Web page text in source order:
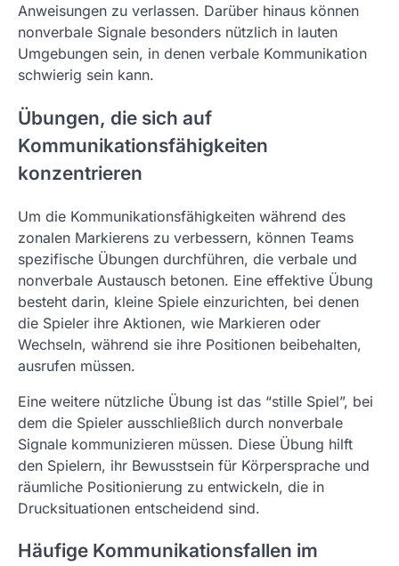
Anweisungen zu verlassen. Darüber hinaus können
nonverbale Signale besonders nützlich in lauten
Umgebungen sein, in denen verbale Kommunikation
schwierig sein kann.
Übungen, die sich auf
Kommunikationsfähigkeiten
konzentrieren
Um die Kommunikationsfähigkeiten während des
zonalen Markierens zu verbessern, können Teams
spezifische Übungen durchführen, die verbale und
nonverbale Austausch betonen. Eine effektive Übung
besteht darin, kleine Spiele einzurichten, bei denen
die Spieler ihre Aktionen, wie Markieren oder
Wechseln, während sie ihre Positionen beibehalten,
ausrufen müssen.
Eine weitere nützliche Übung ist das “stille Spiel”, bei
dem die Spieler ausschließlich durch nonverbale
Signale kommunizieren müssen. Diese Übung hilft
den Spielern, ihr Bewusstsein für Körpersprache und
räumliche Positionierung zu entwickeln, die in
Drucksituationen entscheidend sind.
Häufige Kommunikationsfallen im